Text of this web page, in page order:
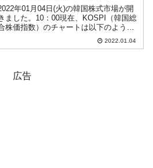
年01月04日(火)の韓国株式市場が開
ました。10：00現在、KOSPI（韓国総
株価指数）のチャートは以下のように
『Investing.com』より引用）。微妙なプ
2022.01.04
広告